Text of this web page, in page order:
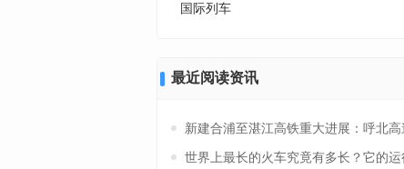
国际列车
最近阅读资讯
新建合浦至湛江高铁重大进展：呼北
世界上最长的火车究竟有多长？它的